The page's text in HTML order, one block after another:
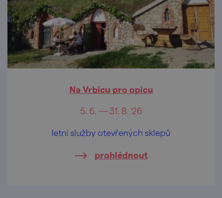
Na Vrbicu pro opicu
5. 6. — 31. 8. '26
letní služby otevřených sklepů
prohlédnout